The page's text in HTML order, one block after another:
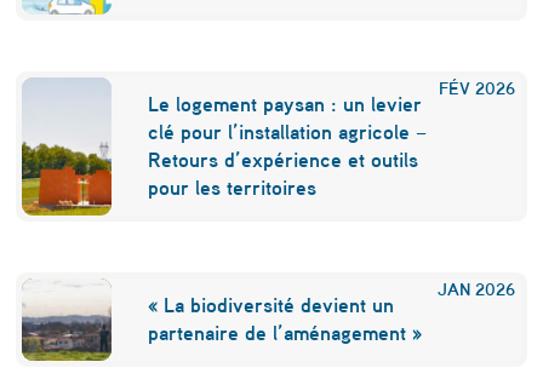
FÉV 2026
Le logement paysan : un levier
clé pour l’installation agricole –
Retours d’expérience et outils
pour les territoires
JAN 2026
« La biodiversité devient un
partenaire de l’aménagement »